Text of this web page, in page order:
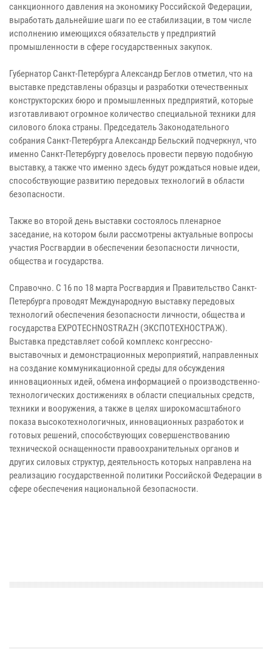
санкционного давления на экономику Российской Федерации,
выработать дальнейшие шаги по ее стабилизации, в том числе
исполнению имеющихся обязательств у предприятий
промышленности в сфере государственных закупок.
Губернатор Санкт-Петербурга Александр Беглов отметил, что на
выставке представлены образцы и разработки отечественных
конструкторских бюро и промышленных предприятий, которые
изготавливают огромное количество специальной техники для
силового блока страны. Председатель Законодательного
собрания Санкт-Петербурга Александр Бельский подчеркнул, что
именно Санкт-Петербургу довелось провести первую подобную
выставку, а также что именно здесь будут рождаться новые идеи,
способствующие развитию передовых технологий в области
безопасности.
Также во второй день выставки состоялось пленарное
заседание, на котором были рассмотрены актуальные вопросы
участия Росгвардии в обеспечении безопасности личности,
общества и государства.
Справочно. С 16 по 18 марта Росгвардия и Правительство Санкт-
Петербурга проводят Международную выставку передовых
технологий обеспечения безопасности личности, общества и
государства ЕXРОТЕСНNОSTRAZH (ЭКСПОТЕХНОСТРАЖ).
Выставка представляет собой комплекс конгрессно-
выставочных и демонстрационных мероприятий, направленных
на создание коммуникационной среды для обсуждения
инновационных идей, обмена информацией о производственно-
технологических достижениях в области специальных средств,
техники и вооружения, а также в целях широкомасштабного
показа высокотехнологичных, инновационных разработок и
готовых решений, способствующих совершенствованию
технической оснащенности правоохранительных органов и
других силовых структур, деятельность которых направлена на
реализацию государственной политики Российской Федерации в
сфере обеспечения национальной безопасности.